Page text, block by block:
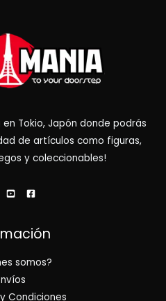
Tokio, Japón donde podrás
de artículos como figuras,
y coleccionables!
somos?
Condiciones